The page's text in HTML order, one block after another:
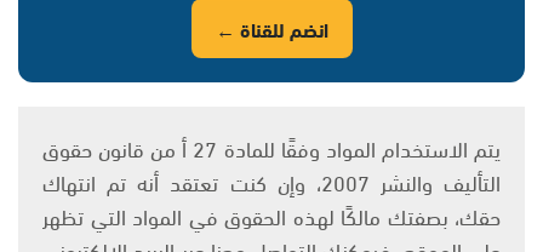
انضم للقناة ←
يتم الاستخدام المواد وفقًا للمادة 27 أ من قانون حقوق
التأليف والنشر 2007، وإن كنت تعتقد أنه تم انتهاك
حقك، بصفتك مالكًا لهذه الحقوق في المواد التي تظهر